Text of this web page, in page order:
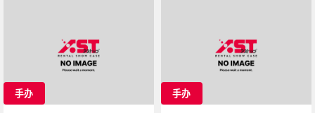
手办 手办